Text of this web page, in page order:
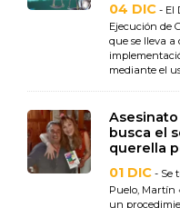
04 DIC - El
Ejecución de
que se lleva a
mediante el
Asesinato
busca el
querella
01 DIC - Se
Puelo, Martín
un